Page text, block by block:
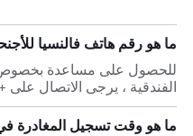
ما هو رقم هاتف فالنسيا
للحصول على مساعدة بخصوص
الفندقية ، يرجى الاتصال على +966 138 940 111.
ما هو وقت تسجيل المغادرة في